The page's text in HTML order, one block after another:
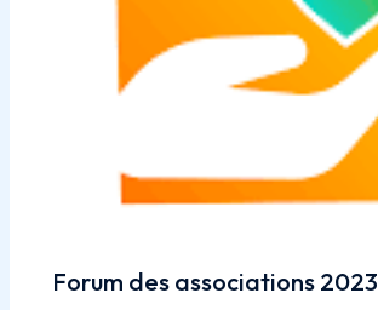
Forum des associations 2023